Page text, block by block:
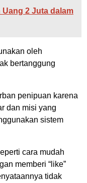
2 Juta dalam
oleh
bertanggung
penipuan karena
dan misi yang
sistem
cara mudah
memberi “like”
tidak